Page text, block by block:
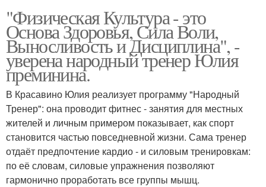
"Физическая Культура - это
Основа Здоровья, Сила Воли,
Выносливость и Дисциплина", -
уверена народный тренер Юлия
преминина.
В Красавино Юлия реализует программу "Народный
Тренер": она проводит фитнес - занятия для местных
жителей и личным примером показывает, как спорт
становится частью повседневной жизни. Сама тренер
отдаёт предпочтение кардио - и силовым тренировкам:
по её словам, силовые упражнения позволяют
гармонично проработать все группы мышц.